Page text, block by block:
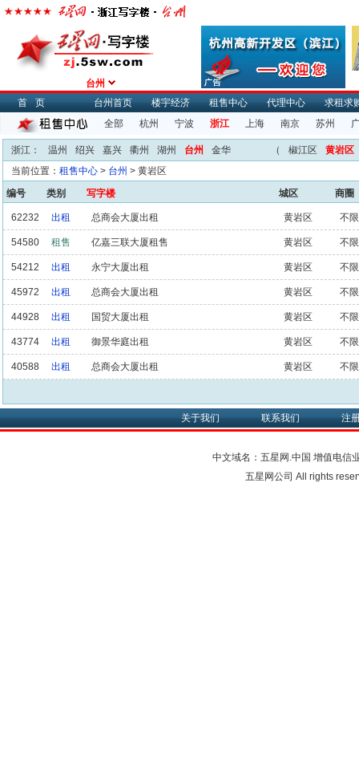
台州
首页
台州首页 楼宇经济 租售中心 代理中心
求租求
全部
杭州 宁波 浙江 上海 南京 苏州
浙江： 温州 绍兴 嘉兴 衢州 湖州 台州 金华 （ 椒江区
黄岩区
当前位置： 租售中心 > 台州 > 黄岩区
编号
类别 写字楼 城区 商圈
62232 出租 总商会大厦出租 黄岩区 不限
54580 租售 亿嘉三联大厦租售 黄岩区 不限
54212 出租 永宁大厦出租 黄岩区 不限
45972 出租 总商会大厦出租 黄岩区 不限
44928 出租 国贸大厦出租 黄岩区 不限
43774 出租 御景华庭出租 黄岩区 不限
40588 出租 总商会大厦出租 黄岩区 不限
关于我们 联系我们 注
中文域名：五星网.中国 增值电信
五星网公司 All rights